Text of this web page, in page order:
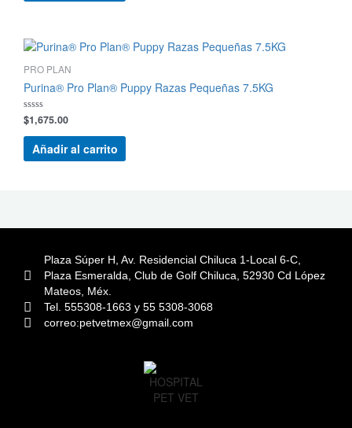
PRO PLAN
Purina® Pro Plan® Puppy Razas Pequeñas 7.5KG
Valorado
con
0
$1,675.00
Añadir al carrito
Plaza Súper H, Av. Residencial Chiluca 1-Local 6-C,
Plaza Esmeralda, Club de Golf Chiluca, 52930 Cd López
Mateos, Méx.
Tel. 555308-1663 y 55 5308-3068
correo:petvetmex@gmail.com